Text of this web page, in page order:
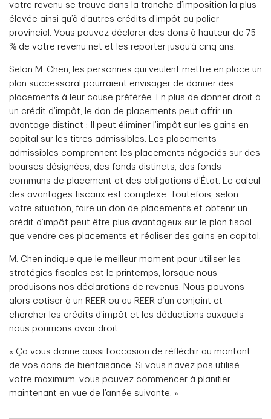
votre revenu se trouve dans la tranche d’imposition la plus
élevée ainsi qu’à d’autres crédits d’impôt au palier
provincial. Vous pouvez déclarer des dons à hauteur de 75
% de votre revenu net et les reporter jusqu’à cinq ans.
Selon M. Chen, les personnes qui veulent mettre en place un
plan successoral pourraient envisager de donner des
placements à leur cause préférée. En plus de donner droit à
un crédit d’impôt, le don de placements peut offrir un
avantage distinct : Il peut éliminer l’impôt sur les gains en
capital sur les titres admissibles. Les placements
admissibles comprennent les placements négociés sur des
bourses désignées, des fonds distincts, des fonds
communs de placement et des obligations d’État. Le calcul
des avantages fiscaux est complexe. Toutefois, selon
votre situation, faire un don de placements et obtenir un
crédit d’impôt peut être plus avantageux sur le plan fiscal
que vendre ces placements et réaliser des gains en capital.
M. Chen indique que le meilleur moment pour utiliser les
stratégies fiscales est le printemps, lorsque nous
produisons nos déclarations de revenus. Nous pouvons
alors cotiser à un REER ou au REER d’un conjoint et
chercher les crédits d’impôt et les déductions auxquels
nous pourrions avoir droit.
« Ça vous donne aussi l’occasion de réfléchir au montant
de vos dons de bienfaisance. Si vous n’avez pas utilisé
votre maximum, vous pouvez commencer à planifier
maintenant en vue de l’année suivante. »